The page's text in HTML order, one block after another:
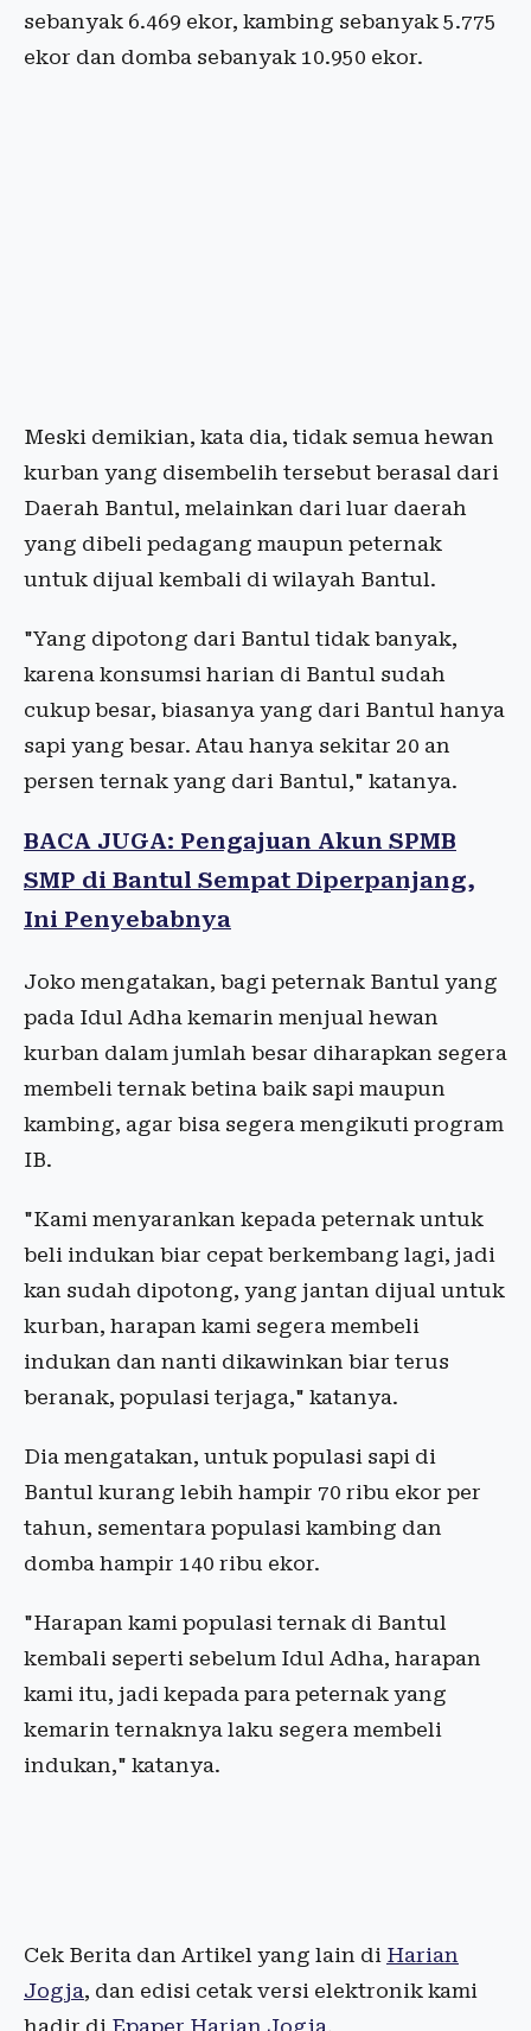
sebanyak 6.469 ekor, kambing sebanyak 5.775
ekor dan domba sebanyak 10.950 ekor.
Meski demikian, kata dia, tidak semua hewan
kurban yang disembelih tersebut berasal dari
Daerah Bantul, melainkan dari luar daerah
yang dibeli pedagang maupun peternak
untuk dijual kembali di wilayah Bantul.
"Yang dipotong dari Bantul tidak banyak,
karena konsumsi harian di Bantul sudah
cukup besar, biasanya yang dari Bantul hanya
sapi yang besar. Atau hanya sekitar 20 an
persen ternak yang dari Bantul," katanya.
BACA JUGA: Pengajuan Akun SPMB
SMP di Bantul Sempat Diperpanjang,
Ini Penyebabnya
Joko mengatakan, bagi peternak Bantul yang
pada Idul Adha kemarin menjual hewan
kurban dalam jumlah besar diharapkan segera
membeli ternak betina baik sapi maupun
kambing, agar bisa segera mengikuti program
IB.
"Kami menyarankan kepada peternak untuk
beli indukan biar cepat berkembang lagi, jadi
kan sudah dipotong, yang jantan dijual untuk
kurban, harapan kami segera membeli
indukan dan nanti dikawinkan biar terus
beranak, populasi terjaga," katanya.
Dia mengatakan, untuk populasi sapi di
Bantul kurang lebih hampir 70 ribu ekor per
tahun, sementara populasi kambing dan
domba hampir 140 ribu ekor.
"Harapan kami populasi ternak di Bantul
kembali seperti sebelum Idul Adha, harapan
kami itu, jadi kepada para peternak yang
kemarin ternaknya laku segera membeli
indukan," katanya.
Cek Berita dan Artikel yang lain di Harian
Jogja, dan edisi cetak versi elektronik kami